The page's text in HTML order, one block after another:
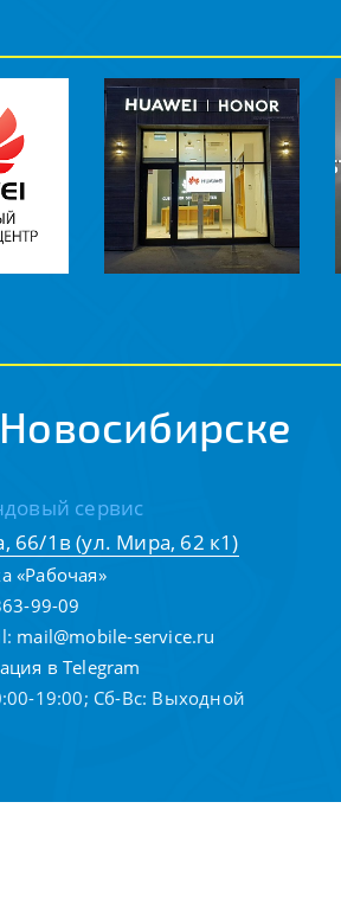
сервис
66/1в (ул. Мира, 62 к1)
«Рабочая»
99-09
mail@mobile-service.ru
в Telegram
19:00; Сб-Вс: Выходной